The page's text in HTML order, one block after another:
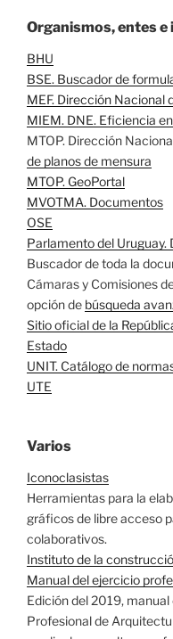
Organismos, entes
BHU
BSE. Buscador de
MEF. Dirección Nacional
MIEM. DNE. Eficiencia
MTOP. Dirección
de planos de mensura
MTOP. GeoPortal
MVOTMA. Documentos
OSE
Parlamento del Uruguay.
Buscador de toda la
Cámaras y Comisiones
opción de búsqueda
Sitio oficial de la
Estado
UNIT. Catálogo de
UTE
Varios
Iconoclasistas
Herramientas para la
gráficos de libre acceso
colaborativos.
Instituto de la
Manual del ejercicio
Edición del 2019,
Profesional de